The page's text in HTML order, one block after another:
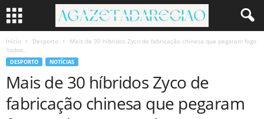
Início Desporto
Mais de 30 híbridos Zyco de fabricação chinesa que pegaram fogo
‘todos...
DESPORTO NOTÍCIAS
Mais de 30 híbridos Zyco de
fabricação chinesa que pegaram